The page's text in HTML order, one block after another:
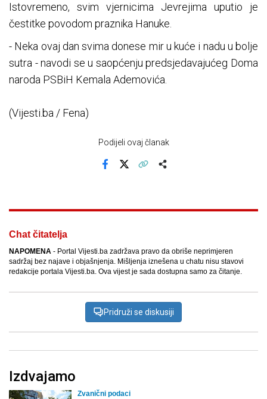
Istovremeno, svim vjernicima Jevrejima uputio je
čestitke povodom praznika Hanuke.
- Neka ovaj dan svima donese mir u kuće i nadu u bolje
sutra - navodi se u saopćenju predsjedavajućeg Doma
naroda PSBiH Kemala Ademovića.
(Vijesti.ba / Fena)
Podijeli ovaj članak
Chat čitatelja
NAPOMENA - Portal Vijesti.ba zadržava pravo da obriše neprimjeren
sadržaj bez najave i objašnjenja. Mišljenja iznešena u chatu nisu stavovi
redakcije portala Vijesti.ba. Ova vijest je sada dostupna samo za čitanje.
Pridruži se diskusiji
Izdvajamo
Zvanični podaci